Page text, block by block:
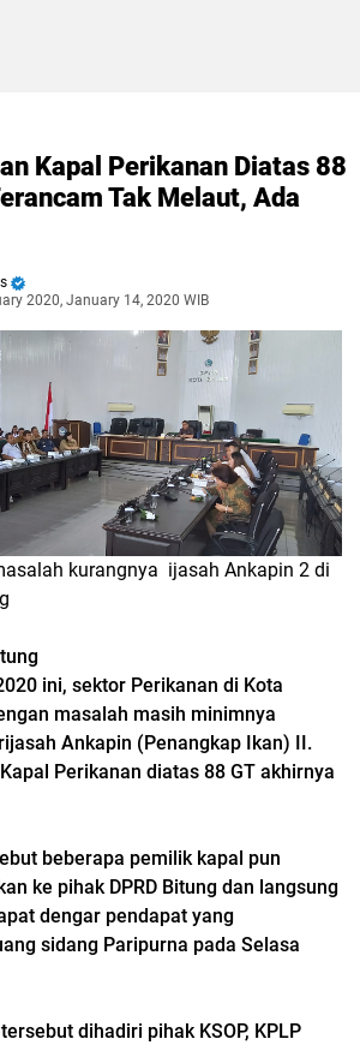
Kapal Perikanan Diatas 88
Tak Melaut, Ada
2020, January 14, 2020 WIB
kurangnya ijasah Ankapin 2 di
ini, sektor Perikanan di Kota
masalah masih minimnya
Ankapin (Penangkap Ikan) II.
Perikanan diatas 88 GT akhirnya
beberapa pemilik kapal pun
ke pihak DPRD Bitung dan langsung
dengar pendapat yang
sidang Paripurna pada Selasa
dihadiri pihak KSOP, KPLP